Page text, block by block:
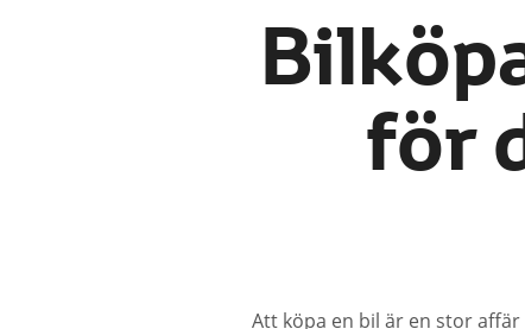
för
Att köpa en bil är en stor affär